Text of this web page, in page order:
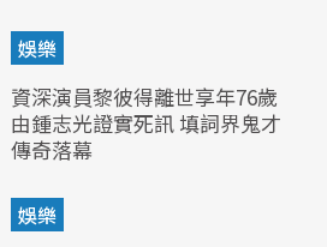
娛樂
資深演員黎彼得離世享年76歲
由鍾志光證實死訊 填詞界鬼才
傳奇落幕
娛樂